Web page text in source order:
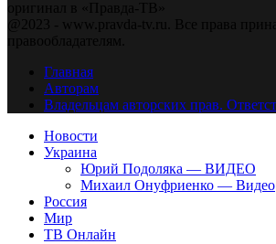
оригинал в «Правда-ТВ»
@2023 - www.pravda-tv.ru. Все права
правообладателям.
Главная
Авторам
Владельцам авторских прав.
Новости
Украина
Юрий Подоляка — ВИДЕО
Михаил Онуфриенко — Видео
Россия
Мир
ТВ Онлайн